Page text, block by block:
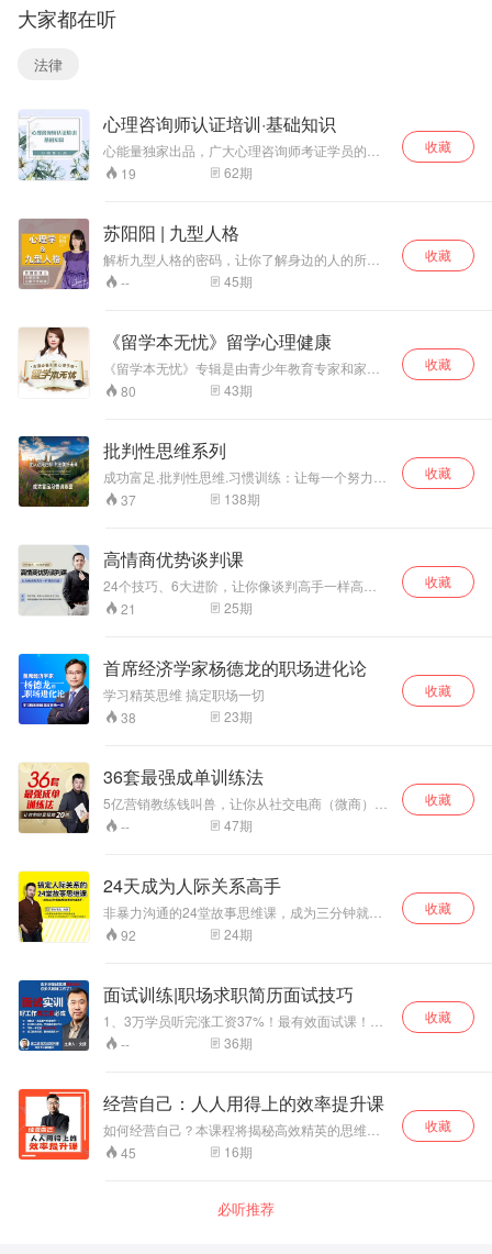
大家都在听
法律
心理咨询师认证培训·基础知识
心能量独家出品，广大心理咨询师考证学员的福
利！心理咨询师教材真题解析集主编、心理咨询
师“考神”邱官钦帮你洞悉考点，串联重点，考过心
主讲老师：邱官钦 心能量金牌讲师； 国家二级心
理咨询师； 国家心理咨询师培训讲师； 中国心理
卫生协会会员； 国家心理咨询师职业资格鉴定教
材真题解析集主编； 从事心理咨询师鉴定培训和
教研7年； 曾获2009年国家心理咨询师统考河南
19 62期
收藏
苏阳阳 | 九型人格
解析九型人格的密码，让你了解身边的人的所言
所行背后的逻辑与内心深层需求，以便化解因为
不理解彼此所产生的冲突矛盾，与人相处将会更
往、育儿、职场……生活的方方面面都得到良好
的改善，让你爱情事业双丰收！
-- 45期
收藏
《留学本无忧》留学心理健康
《留学本无忧》专辑是由青少年教育专家和家庭
心理医生林家羽女士，根据其二十多年学校咨询
和临床治疗的丰富经验编写而成，旨在为广大的
详细分析了：在国外会遇到的种种心理问题和应
对方法，如何面对排斥和歧视，如何减轻学业的
压力，友谊爱情，情绪的自我调整，以及和家人
的良好沟通等等方面。
80 43期
收藏
批判性思维系列
成功富足.批判性思维.习惯训练：让每一个努力工
作的人都有机会成功，让每一个家庭富足幸福。
成功和富足是习惯的产物，当你具备了成功和富
考，批判性思维以及艺术哲学系列的内容，一切
学习和成长都是为了让人成为人！ 用设计师的思
维方式设计我们的工作和人生，让生命更精彩！
37 138期
收藏
高情商优势谈判课
24个技巧、6大进阶，让你像谈判高手一样高效
沟通21 25期
收藏
首席经济学家杨德龙的职场进化论
学习精英思维 搞定职场一切
38
23期
收藏
36套最强成单训练法
5亿营销教练钱叫兽，让你从社交电商（微商）的
成单百万。
-- 47期
收藏
24天成为人际关系高手
非暴力沟通的24堂故事思维课，成为三分钟就能
讲好故事的沟通高手。
92 24期
收藏
面试训练|职场求职简历面试技巧
1、3万学员听完涨工资37%！最有效面试课！
2、反套路求职法找捷径，好工作面试实训 3、文
武16年千人面试经验，手把手面试实训
-- 36期
收藏
经营自己：人人用得上的效率提升课
如何经营自己？本课程将揭秘高效精英的思维、
方法和策略，掌握了这些“高效密码”，你的人生也
可以开挂！
45 16期
收藏
必听推荐